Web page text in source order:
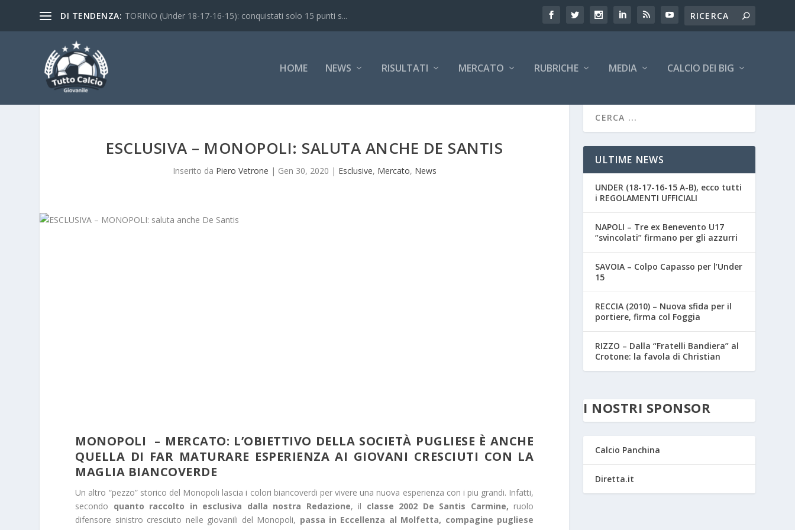
DI TENDENZA: TORINO (Under 18-17-16-15): conquistati solo 15 punti s...
HOME NEWS RISULTATI MERCATO RUBRICHE MEDIA CALCIO DEI BIG
ESCLUSIVA – MONOPOLI: SALUTA ANCHE DE SANTIS
Inserito da Piero Vetrone | Gen 30, 2020 | Esclusive, Mercato, News
MONOPOLI – MERCATO: L’OBIETTIVO DELLA SOCIETÀ PUGLIESE È ANCHE
QUELLA DI FAR MATURARE ESPERIENZA AI GIOVANI CRESCIUTI CON LA
MAGLIA BIANCOVERDE
Un altro “pezzo” storico del Monopoli lascia i colori biancoverdi per vivere una nuova esperienza con i piu grandi. Infatti,
secondo quanto raccolto in esclusiva dalla nostra Redazione, il classe 2002 De Santis Carmine, ruolo
difensore sinistro cresciuto nelle giovanili del Monopoli, passa in Eccellenza al Molfetta, compagine pugliese
ULTIME NEWS
UNDER (18-17-16-15 A-B), ecco tutti
i REGOLAMENTI UFFICIALI
NAPOLI – Tre ex Benevento U17
“svincolati” firmano per gli azzurri
SAVOIA – Colpo Capasso per l’Under
15
RECCIA (2010) – Nuova sfida per il
portiere, firma col Foggia
RIZZO – Dalla “Fratelli Bandiera” al
Crotone: la favola di Christian
I NOSTRI SPONSOR
Calcio Panchina
Diretta.it